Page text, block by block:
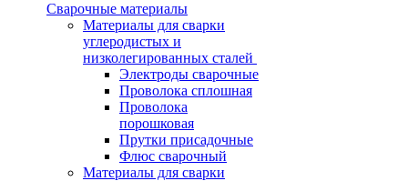
Сварочные материалы
Материалы для сварки
углеродистых и
низколегированных сталей
Электроды сварочные
Проволока сплошная
Проволока
порошковая
Прутки присадочные
Флюс сварочный
Материалы для сварки